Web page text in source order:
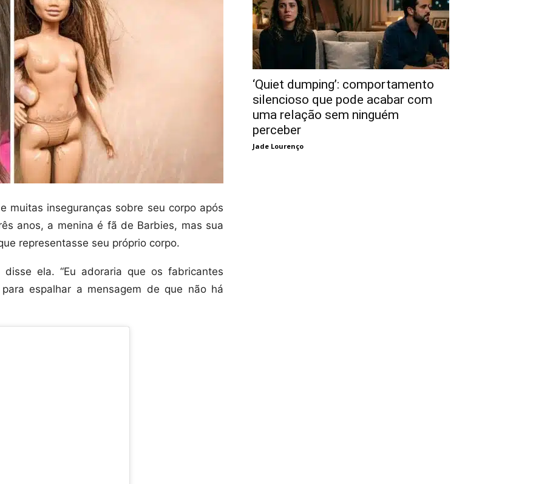
muitas inseguranças sobre seu corpo após
anos, a menina é fã de Barbies, mas sua
representasse seu próprio corpo.
ela. “Eu adoraria que os fabricantes
espalhar a mensagem de que não há
‘Quiet dumping’: comportamento
silencioso que pode acabar com
uma relação sem ninguém
perceber
Jade Lourenço